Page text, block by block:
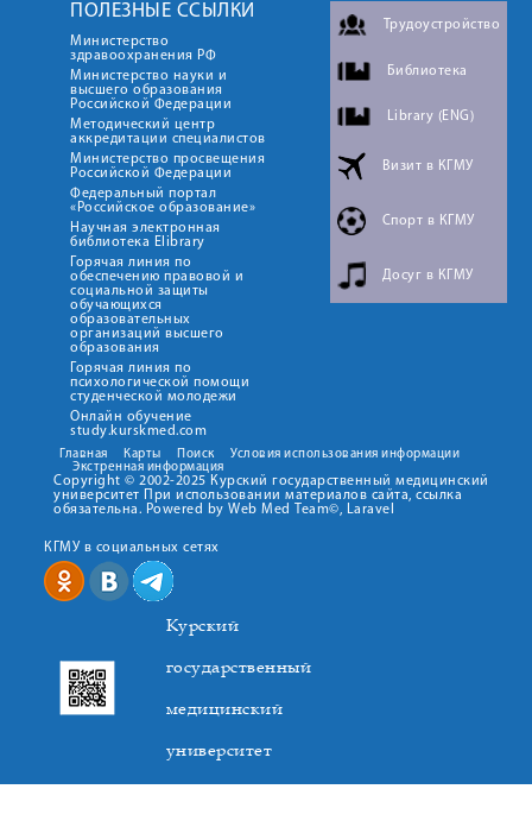
ПОЛЕЗНЫЕ ССЫЛКИ
Министерство
здравоохранения РФ
Министерство науки и
высшего образования
Российской Федерации
Методический центр
аккредитации специалистов
Министерство просвещения
Российской Федерации
Федеральный портал
«Российское образование»
Научная электронная
библиотека Elibrary
Горячая линия по
обеспечению правовой и
социальной защиты
обучающихся
образовательных
организаций высшего
образования
Горячая линия по
психологической помощи
студенческой молодежи
Онлайн обучение
study.kurskmed.com
Трудоустройство
Библиотека
Library (ENG)
Визит в КГМУ
Спорт в КГМУ
Досуг в КГМУ
Главная Карты Поиск
Условия использования информации
Экстренная информация
Copyright © 2002-2025 Курский государственный медицинский
университет При использовании материалов сайта, ссылка
обязательна. Powered by Web Med Team©, Laravel
КГМУ в социальных сетях
Курский
государственный
медицинский
университет